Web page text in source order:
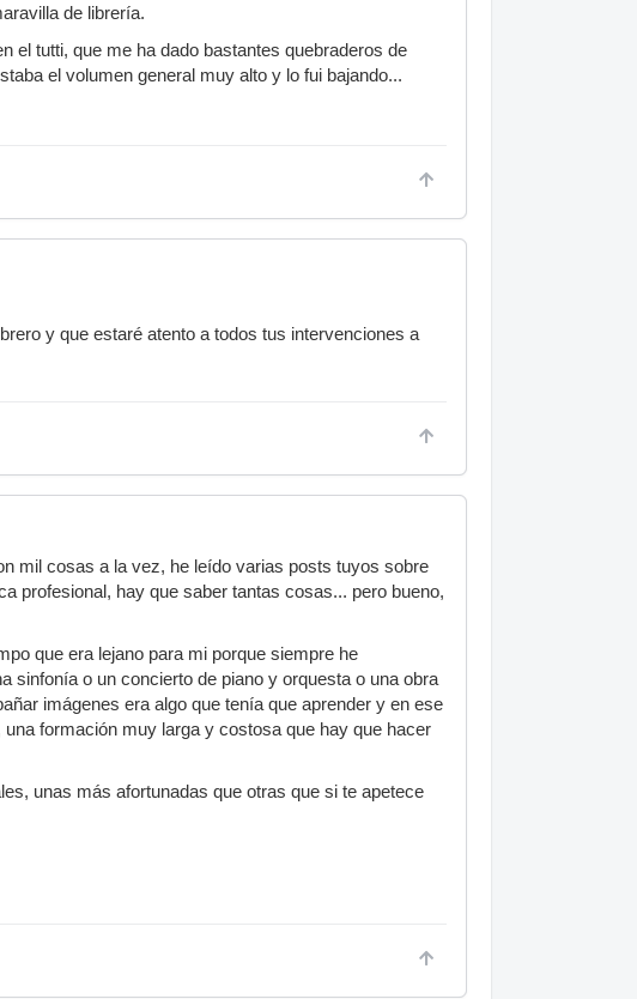
de librería.
el tutti, que me ha dado bastantes quebraderos de
el volumen general muy alto y lo fui bajando...
y que estaré atento a todos tus intervenciones a
mil cosas a la vez, he leído varias posts tuyos sobre
profesional, hay que saber tantas cosas... pero bueno,
que era lejano para mi porque siempre he
sinfonía o un concierto de piano y orquesta o una obra
imágenes era algo que tenía que aprender y en ese
formación muy larga y costosa que hay que hacer
unas más afortunadas que otras que si te apetece